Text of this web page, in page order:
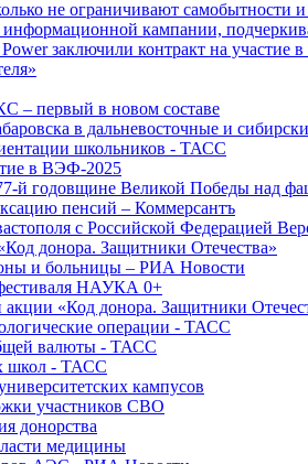
не ограничивают самобытности
кампании,
заключили контракт на участие
– первый в новом составе
в дальневосточные и
школьников - ТАСС
в ВЭФ-2025
й годовщине Великой Победы над
пенсий – Коммерсантъ
с Российской Федерацией
донора. Защитники Отечества»
и больницы – РИА Новости
НАУКА 0+
«Код донора. Защитники
операции - ТАСС
валюты - ТАСС
школ - ТАСС
кампусов
участников СВО
донорства
медицины